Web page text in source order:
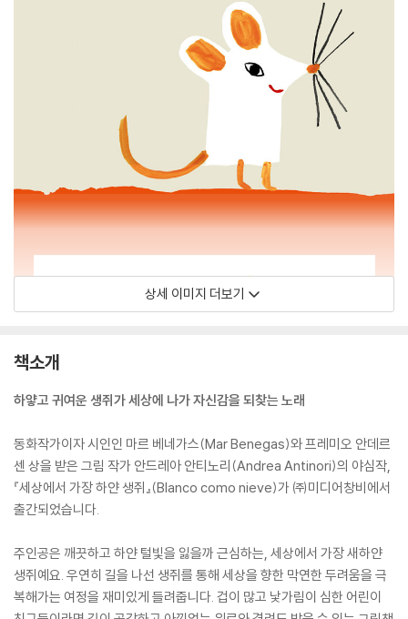
상세 이미지 더보기
책소개
하얗고 귀여운 생쥐가 세상에 나가 자신감을 되찾는 노래
동화작가이자 시인인 마르 베네가스(Mar Benegas)와 프레미오 안데르
센 상을 받은 그림 작가 안드레아 안티노리(Andrea Antinori)의 야심작,
『세상에서 가장 하얀 생쥐』(Blanco como nieve)가 ㈜미디어창비에서
출간되었습니다.
주인공은 깨끗하고 하얀 털빛을 잃을까 근심하는, 세상에서 가장 새하얀
생쥐예요. 우연히 길을 나선 생쥐를 통해 세상을 향한 막연한 두려움을 극
복해가는 여정을 재미있게 들려줍니다. 겁이 많고 낯가림이 심한 어린이